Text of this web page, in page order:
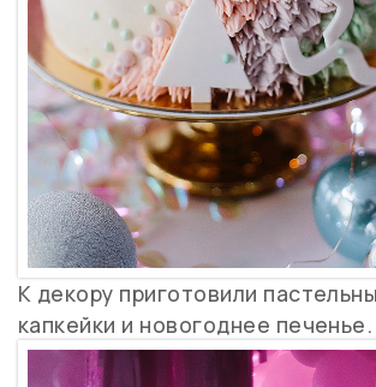
К декору приготовили
капкейки и новогоднее печенье.